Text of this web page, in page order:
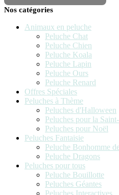
Nos catégories
Animaux en peluche
Peluche Chat
Peluche Chien
Peluche Koala
Peluche Lapin
Peluche Ours
Peluche Renard
Offres Spéciales
Peluches à Thème
Peluches d'Halloween
Peluches pour la
Peluches pour Noël
Peluches Fantaisie
Peluche Bonhomme
Peluche Dragons
Peluches pour tous
Peluche Bouillotte
Peluches Géantes
Peluches Interactives